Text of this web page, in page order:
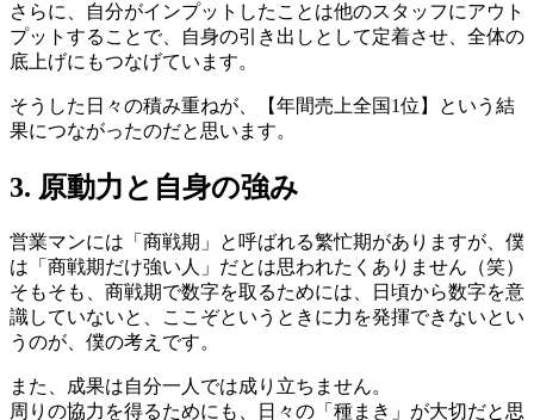
さらに、自分がインプットしたことは他のスタッフにアウト
プットすることで、自身の引き出しとして定着させ、全体の
底上げにもつなげています。
そうした日々の積み重ねが、【年間売上全国1位】という結
果につながったのだと思います。
3. 原動力と自身の強み
営業マンには「商戦期」と呼ばれる繁忙期がありますが、僕
は「商戦期だけ強い人」だとは思われたくありません（笑）
そもそも、商戦期で数字を取るためには、日頃から数字を意
識していないと、ここぞというときに力を発揮できないとい
うのが、僕の考えです。
また、成果は自分一人では成り立ちません。
周りの協力を得るためにも、日々の「種まき」が大切だと思